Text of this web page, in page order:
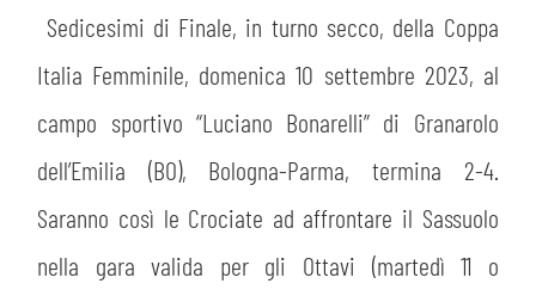
STORE
MUSEO
SLO
LAVORA CON NOI
MEDIA
ACADEMY
LEGENDS
Sedicesimi di Finale, in turno secco, della Coppa
Italia Femminile, domenica 10 settembre 2023, al
campo sportivo “Luciano Bonarelli” di Granarolo
dell’Emilia (BO), Bologna-Parma, termina 2-4.
Saranno così le Crociate ad affrontare il Sassuolo
nella gara valida per gli Ottavi (martedì 11 o